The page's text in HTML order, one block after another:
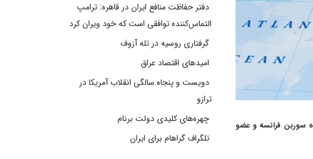
سوربن فرانسه و عضو
دفتر حفاظت منافع ایران در قاهره: ترامپ
التماس‌کننده توافقی است که خود ویران کرد
گرفتاری روسیه در تله آزوف
امیدهای اقتصاد عراق
دویست و پنجاه سالگی انقلاب آمریکا در
ترازو
چهره‌های کلیدی دولت برنام
تلگراف گراهام برای ایران